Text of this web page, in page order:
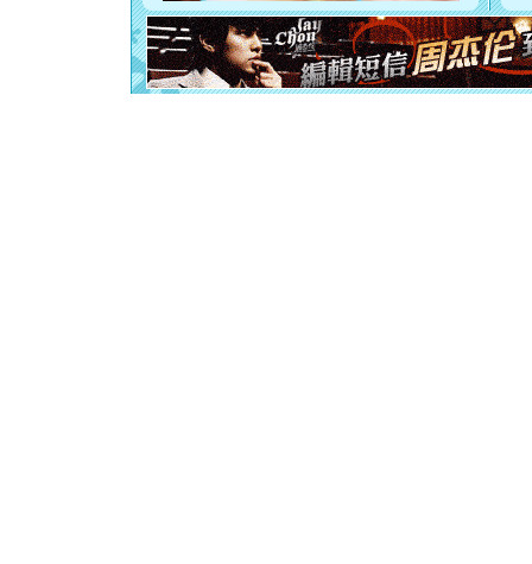
[元旦]如
起；二是
离。水晶
[元旦]当
泣，这痛